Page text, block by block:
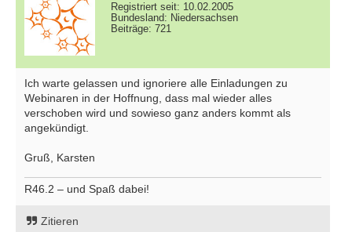
Registriert seit: 10.02.2005
Bundesland: Niedersachsen
Beiträge: 721
Ich warte gelassen und ignoriere alle Einladungen zu
Webinaren in der Hoffnung, dass mal wieder alles
verschoben wird und sowieso ganz anders kommt als
angekündigt.
Gruß, Karsten
R46.2 – und Spaß dabei!
Zitieren